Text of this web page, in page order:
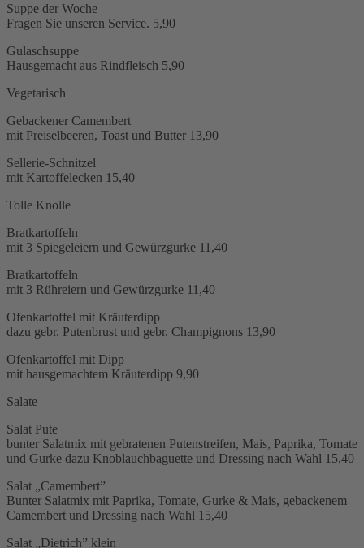
Suppe der Woche
Fragen Sie unseren Service. 5,90
Gulaschsuppe
Hausgemacht aus Rindfleisch 5,90
Vegetarisch
Gebackener Camembert
mit Preiselbeeren, Toast und Butter 13,90
Sellerie-Schnitzel
mit Kartoffelecken 15,40
Tolle Knolle
Bratkartoffeln
mit 3 Spiegeleiern und Gewürzgurke 11,40
Bratkartoffeln
mit 3 Rühreiern und Gewürzgurke 11,40
Ofenkartoffel mit Kräuterdipp
dazu gebr. Putenbrust und gebr. Champignons 13,90
Ofenkartoffel mit Dipp
mit hausgemachtem Kräuterdipp 9,90
Salate
Salat Pute
bunter Salatmix mit gebratenen Putenstreifen, Mais, Paprika, Tomate
und Gurke dazu Knoblauchbaguette und Dressing nach Wahl 15,40
Salat „Camembert”
Bunter Salatmix mit Paprika, Tomate, Gurke & Mais, gebackenem
Camembert und Dressing nach Wahl 15,40
Salat „Dietrich” klein